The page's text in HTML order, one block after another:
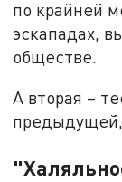
по крайней
эскападах,
обществе.
А вторая –